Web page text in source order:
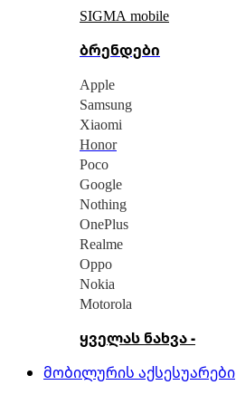
SIGMA mobile
ბრენდები
Apple
Samsung
Xiaomi
Honor
Poco
Google
Nothing
OnePlus
Realme
Oppo
Nokia
Motorola
ყველას ნახვა -
მობილურის აქსესუარები